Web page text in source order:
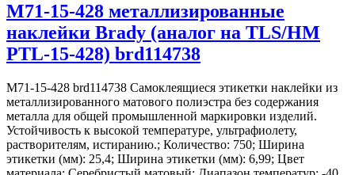
M71-15-428 металлизированные
наклейки Brady (аналог на TLS/HM
PTL-15-428) brd114738
M71-15-428 brd114738 Самоклеящиеся этикетки наклейки из
металлизированного матового полиэстра без содержания
металла для общей промышленной маркировки изделий.
Устойчивость к высокой температуре, ультрафиолету,
растворителям, истиранию.; Количество: 750; Ширина
этикетки (мм): 25,4; Ширина этикетки (мм): 6,99; Цвет